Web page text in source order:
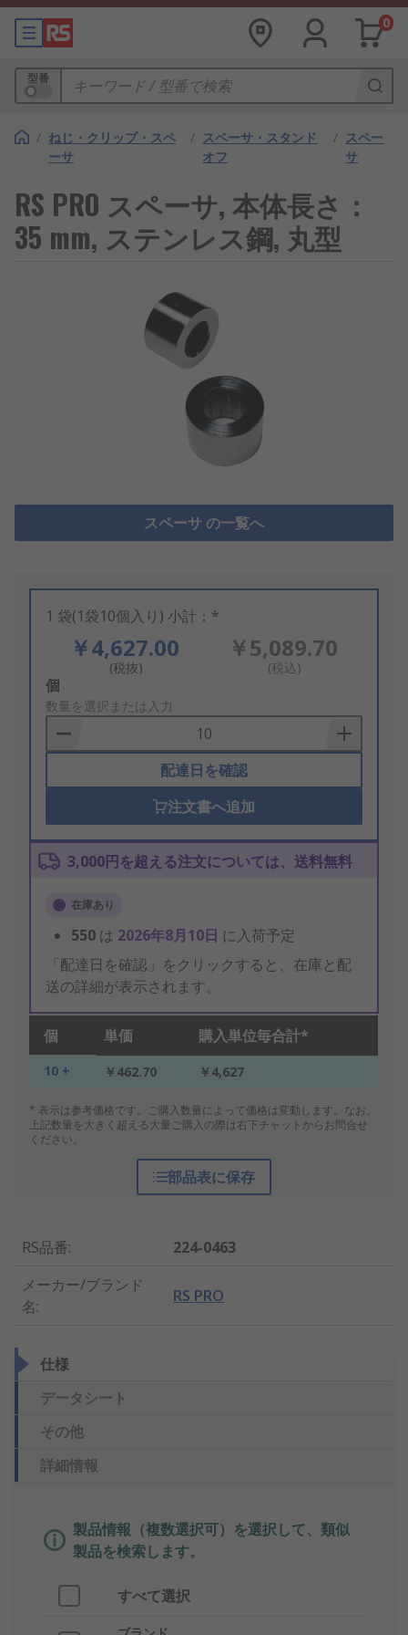
0
型番
/ ねじ・クリップ・スペ
ーサ
/ スペーサ・スタンド
オフ
/ スペー
サ
RS PRO スペーサ, 本体長さ：
35 mm, ステンレス鋼, 丸型
スペーサ の一覧へ
1 袋(1袋10個入り) 小計：*
￥4,627.00
(税抜)
￥5,089.70
(税込)
Add
to
Basket
個
数量を選択または入力
配達日を確認
注文書へ追加
3,000円を超える注文については、送料無料
在庫あり
550 は 2026年8月10日 に入荷予定
「配達日を確認」をクリックすると、在庫と配
送の詳細が表示されます。
個 単価 購入単位毎合計*
10 + ￥462.70 ￥4,627
* 表示は参考価格です。ご購入数量によって価格は変動します。なお、
上記数量を大きく超える大量ご購入の際は右下チャットからお問合せ
ください。
部品表に保存
RS品番:
224-0463
メーカー/ブランド
名:
RS PRO
仕様
データシート
その他
詳細情報
製品情報（複数選択可）を選択して、類似
製品を検索します。
すべて選択